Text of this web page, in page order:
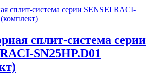
сплит-система серии
SN25HP.D01